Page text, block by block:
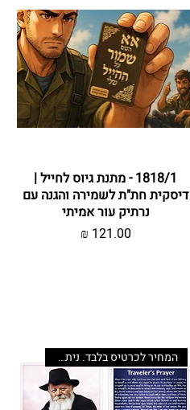
תצוגה מהירה
1818/1 - מתנת גיוס לחייל |
דיסקית חת"ת לשמירה והגנה עם
נרתיק עור אמיתי
מחיר
המחיר לכרטיס בלבד. ניתן לשדרג